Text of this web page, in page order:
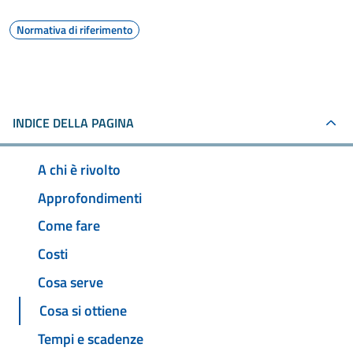
Normativa di riferimento
INDICE DELLA PAGINA
A chi è rivolto
Approfondimenti
Come fare
Costi
Cosa serve
Cosa si ottiene
Tempi e scadenze